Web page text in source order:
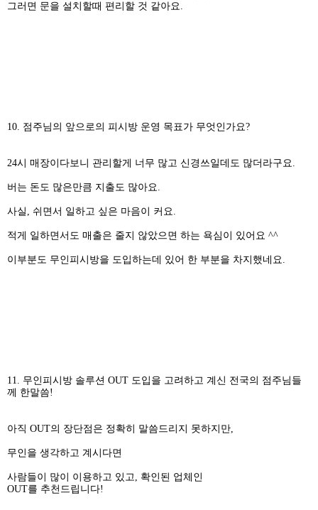
그러면 문을 설치할때 편리할 것 같아요.
10. 점주님의 앞으로의 피시방 운영 목표가 무엇인가요?
24시 매장이다보니 관리할게 너무 많고 신경쓰일데도 많더라구요.
버는 돈도 많은만큼 지출도 많아요.
사실, 쉬면서 일하고 싶은 마음이 커요.
적게 일하면서도 매출은 줄지 않았으면 하는 욕심이 있어요 ^^
이부분도 무인피시방을 도입하는데 있어 한 부분을 차지했네요.
11. 무인피시방 솔루션 OUT 도입을 고려하고 계신 전국의 점주님들
께 한말씀!
아직 OUT의 장단점은 정확히 말씀드리지 못하지만,
무인을 생각하고 계시다면
사람들이 많이 이용하고 있고, 확인된 업체인
OUT를 추천드립니다!